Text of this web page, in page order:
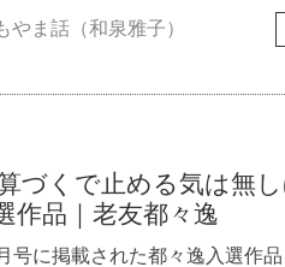
やま話（和泉雅子）
づくで止める気は無
作品｜老友都々逸
号に掲載された都々逸入選作